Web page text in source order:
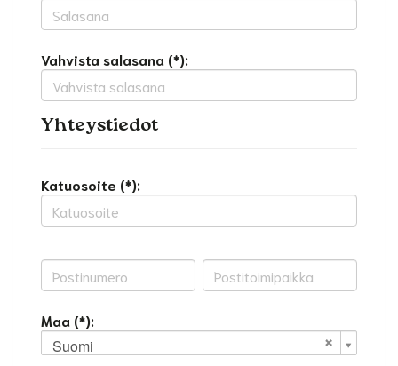
Vahvista salasana (*):
Yhteystiedot
Katuosoite (*):
Maa (*):
Suomi